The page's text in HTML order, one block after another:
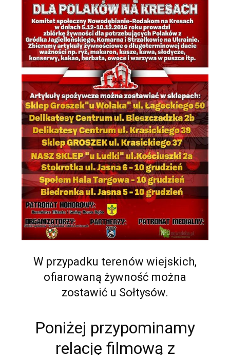
W przypadku terenów wiejskich,
ofiarowaną żywność można
zostawić u Sołtysów.
Poniżej przypominamy
relację filmową z